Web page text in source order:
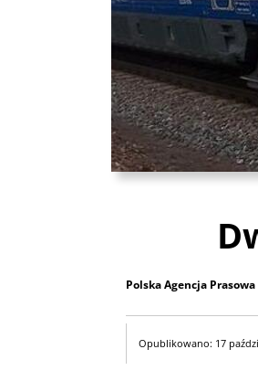
Polska Agencja Prasowa
Opublikowano: 17